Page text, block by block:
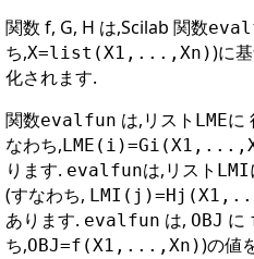
関数 f, G, H は,Scilab 関数
ち,X=list(X1,...,Xn))に
化されます.
関数evalfun は,リスト LMEに
なわち,
ります. evalfunは,リスト LMI
(すなわち,
あります. evalfun は, OBJ に
ち,OBJ=f(X1,...,Xn))の値